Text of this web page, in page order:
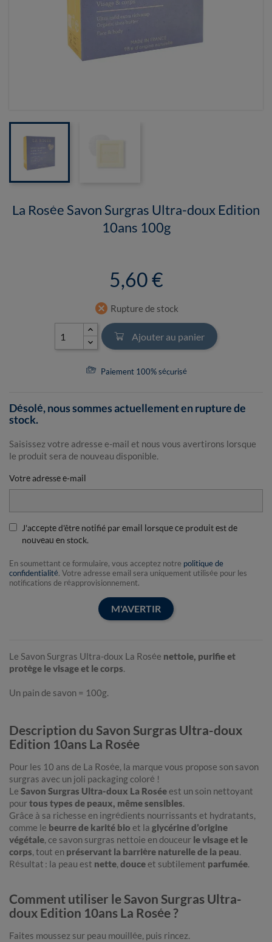
La Rosée Savon Surgras Ultra-doux Edition
10ans 100g
5,60 €
cancel Rupture de stock
Ajouter au panier
Paiement 100% sécurisé
Désolé, nous sommes actuellement en rupture de
stock.
Saisissez votre adresse e-mail et nous vous avertirons lorsque
le produit sera de nouveau disponible.
Votre adresse e-mail
J'accepte d'être notifié par email lorsque ce produit est de
nouveau en stock.
En soumettant ce formulaire, vous acceptez notre politique de
confidentialité. Votre adresse email sera uniquement utilisée pour les
notifications de réapprovisionnement.
M'AVERTIR
Le Savon Surgras Ultra-doux La Rosée nettoie, purifie et
protège le visage et le corps.
Un pain de savon = 100g.
Description du Savon Surgras Ultra-doux
Edition 10ans La Rosée
Pour les 10 ans de La Rosée, la marque vous propose son savon
surgras avec un joli packaging coloré !
Le Savon Surgras Ultra-doux La Roséeest un soin nettoyant
pourtous types de peaux, même sensibles.
Grâce à sa richesse en ingrédients nourrissants et hydratants,
comme le beurre de karité bio et la glycérine d’origine
végétale, ce savon surgras nettoie en douceur le visage et le
corps, tout en préservant la barrière naturelle de la peau.
Résultat : la peau est nette, douceet subtilement parfumée.
Comment utiliser le Savon Surgras Ultra-
doux Edition 10ans La Rosée ?
Faites moussez sur peau mouillée, puis rincez.